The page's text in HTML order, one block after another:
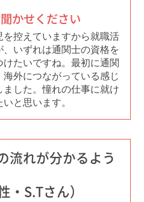
かせください
控えていますから就職活
いずれは通関士の資格を
たいですね。最初に通関
外につながっている感じ
した。憧れの仕事に就け
と思います。
流れが分かるよう
・S.Tさん）